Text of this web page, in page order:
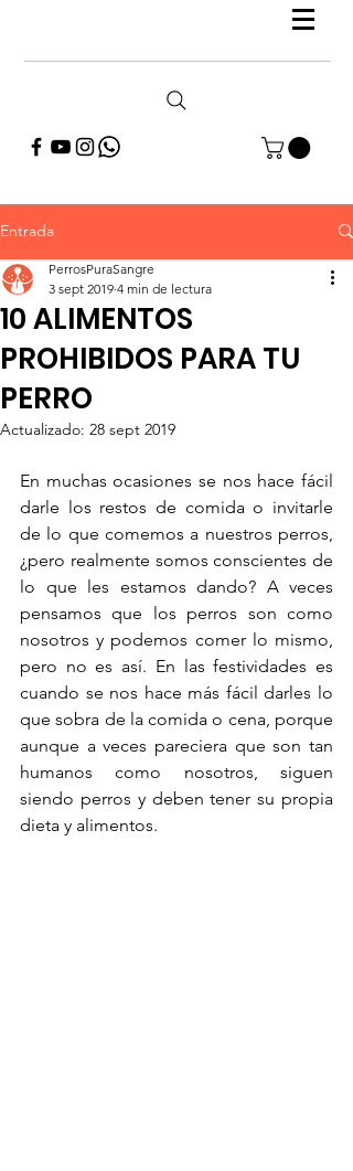
Entrada
10 ALIMENTOS
PROHIBIDOS PARA TU
PERRO
PerrosPuraSangre
3 sept 2019 4 min de lectura
Actualizado: 28 sept 2019
En muchas ocasiones se nos hace fácil
darle los restos de comida o invitarle
de lo que comemos a nuestros perros,
¿pero realmente somos conscientes de
lo que les estamos dando? A veces
pensamos que los perros son como
nosotros y podemos comer lo mismo,
pero no es así. En las festividades es
cuando se nos hace más fácil darles lo
que sobra de la comida o cena, porque
aunque a veces pareciera que son tan
humanos como nosotros, siguen
siendo perros y deben tener su propia
dieta y alimentos.